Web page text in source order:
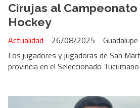
Cirujas al
Hockey
Actualidad
26/08/2025
Los jugadores y jugadoras de San
provincia en el Seleccionado